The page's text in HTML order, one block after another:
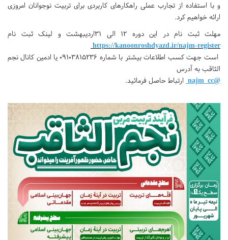
و با استفاده از تجارب عملی راهکارهای کاربردی برای تربیت نوجوانان امروزی
ارائه خواهیم کرد.
مهلت ثبت نام در این دوره 12 الی 31اردیبهشت و لینک ثبت نام
https://kanoonroshdyazd.ir/najm-register
است جهت کسب اطلاعات بیشتر با شماره 09103815236 یا ادمین کانال نجم
الثاقب به آدرس
@najm_cc
ارتباط حاصل فرمائید.